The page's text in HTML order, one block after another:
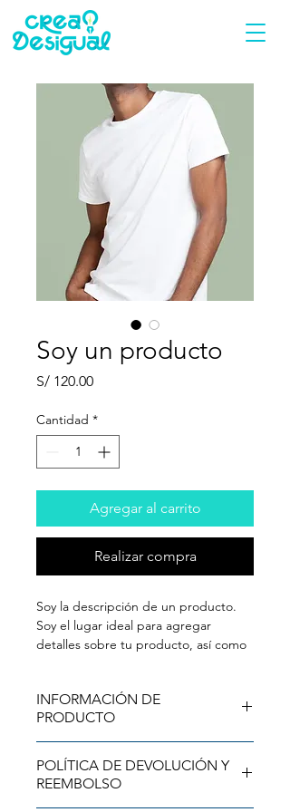
Soy un producto
S/ 120.00Precio
Cantidad *
Agregar al carrito
Realizar compra
Soy la descripción de un producto.
Soy el lugar ideal para agregar
detalles sobre tu producto, así como
INFORMACIÓN DE
PRODUCTO
Soy el lugar ideal para agregar
detalles sobre tu producto, así como
tamaño, materiales, instrucciones de
POLÍTICA DE DEVOLUCIÓN Y
REEMBOLSO